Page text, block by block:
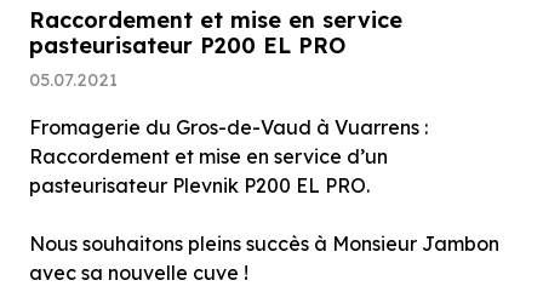
Raccordement et mise en service
pasteurisateur P200 EL PRO
05.07.2021
Fromagerie du Gros-de-Vaud à Vuarrens :
Raccordement et mise en service d’un
pasteurisateur Plevnik P200 EL PRO.
Nous souhaitons pleins succès à Monsieur Jambon
avec sa nouvelle cuve !